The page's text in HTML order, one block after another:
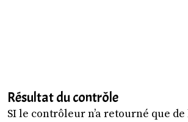
Résultat du contrôle
SI le contrôleur n’a retourné que